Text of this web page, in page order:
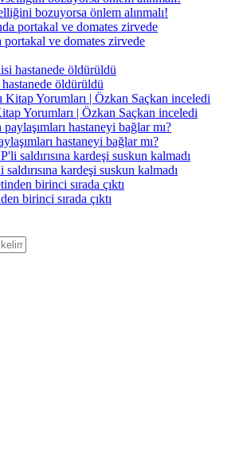
bozuyorsa önlem alınmalı!
portakal ve domates zirvede
öldürüldü
Yorumları | Özkan Saçkan inceledi
hastaneyi bağlar mı?
kardeşi suskun kalmadı
birinci sırada çıktı